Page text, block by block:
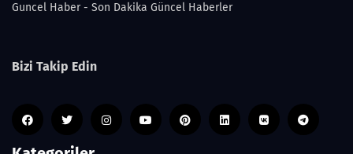
Guncel Haber - Son Dakika Güncel Haberler
Bizi Takip Edin